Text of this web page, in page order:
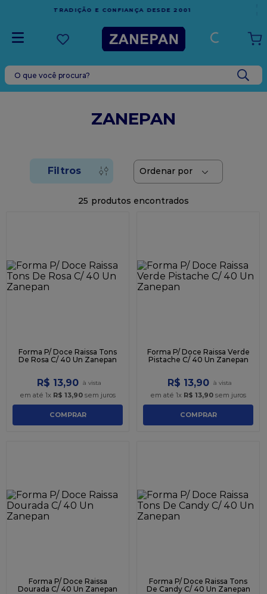
EM COMPRAS ACIMA DE R$1.000,00 PARA O
ESPÍRITO SANTO
O que você procura?
ZANEPAN
25
Forma P/ Doce Raissa Tons
De Rosa C/ 40 Un Zanepan
R$ 13,90
em até 1x R$ 13,90 sem juros
COMPRAR
Forma P/ Doce Raissa Verde
Pistache C/ 40 Un Zanepan
R$ 13,90
em até 1x R$ 13,90 sem juros
COMPRAR
Forma P/ Doce Raissa
Dourada C/ 40 Un Zanepan
Forma P/ Doce Raissa Tons
De Candy C/ 40 Un Zanepan
TERMOS MAIS BUSCADOS
leite condensado
top harald
bala
9 º
caixa kraft
10º chocolate